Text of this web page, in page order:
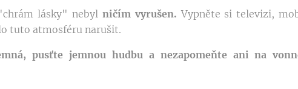
lásky" nebyl ničím vyrušen. Vypněte si televizi,
tuto atmosféru narušit.
pusťte jemnou hudbu a nezapomeňte ani na